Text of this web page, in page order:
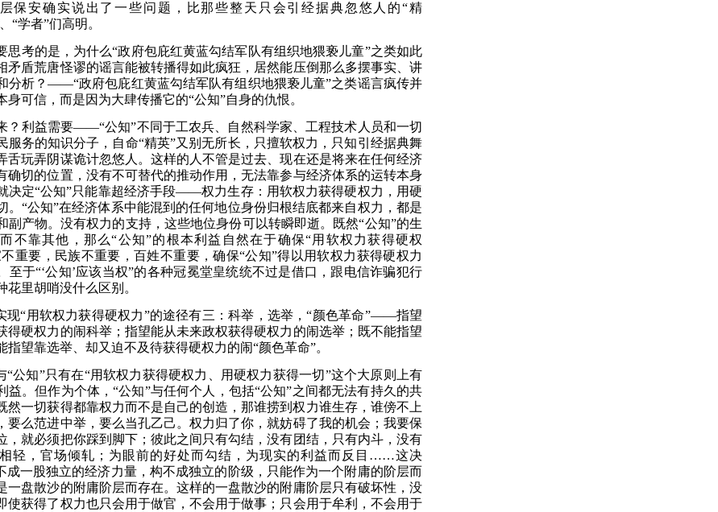
保安确实说出了一些问题，比那些整天只会引经据典忽悠人的“精
“学者”们高明。
思考的是，为什么“政府包庇红黄蓝勾结军队有组织地猥亵儿童”之类如此
矛盾荒唐怪谬的谣言能被转播得如此疯狂，居然能压倒那么多摆事实、讲
分析？——“政府包庇红黄蓝勾结军队有组织地猥亵儿童”之类谣言疯传并
身可信，而是因为大肆传播它的“公知”自身的仇恨。
？ 利益需要——“公知”不同于工农兵、自然科学家、工程技术人员和一切
服务的知识分子，自命“精英”又别无所长，只擅软权力，只知引经据典舞
舌玩弄阴谋诡计忽悠人。这样的人不管是过去、现在还是将来在任何经济
确切的位置，没有不可替代的推动作用，无法靠参与经济体系的运转本身
决定“公知”只能靠超经济手段——权力生存：用软权力获得硬权力，用硬
。“公知”在经济体系中能混到的任何地位身份归根结底都来自权力，都是
副产物。没有权力的支持，这些地位身份可以转瞬即逝。既然“公知”的生
不靠其他，那么“公知”的根本利益自然在于确保“用软权力获得硬权
重要，民族不重要，百姓不重要，确保“公知”得以用软权力获得硬权力
至于“‘公知’应该当权”的各种冠冕堂皇统统不过是借口，跟电信诈骗犯行
花里胡哨没什么区别。
现“用软权力获得硬权力”的途径有三：科举，选举，“颜色革命”——指望
得硬权力的闹科举； 指望能从未来政权获得硬权力的闹选举； 既不能指望
指望靠选举、却又迫不及待获得硬权力的闹“颜色革命”。
“公知”只有在“用软权力获得硬权力、用硬权力获得一切”这个大原则上有
益。但作为个体，“公知”与任何个人，包括“公知”之间都无法有持久的共
一切获得都靠权力而不是自己的创造，那谁捞到权力谁生存，谁傍不上
要么范进中举，要么当孔乙己。权力归了你，就妨碍了我的机会 ； 我要保
，就必须把你踩到脚下； 彼此之间只有勾结，没有团结，只有内斗，没有
轻，官场倾轧 ； 为眼前的好处而勾结，为现实的利益而反目 ……这决
成一股独立的经济力量，构不成独立的阶级，只能作为一个附庸的阶层而
一盘散沙的附庸阶层而存在。这样的一盘散沙的附庸阶层只有破坏性，没
使获得了权力也只会用于做官，不会用于做事 ； 只会用于牟利，不会用于